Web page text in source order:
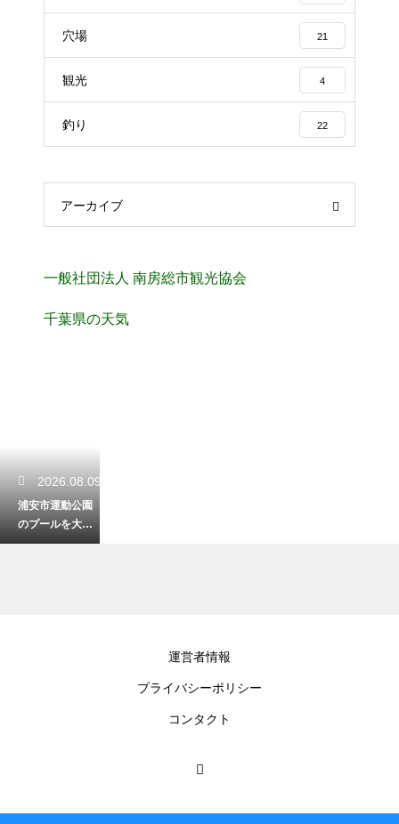
穴場 21
観光 4
釣り 22
アーカイブ
一般社団法人 南房総市観光協会
千葉県の天気
2026.08.09
浦安市運動公園
のプールを大満
喫！料金やスラ
運営者情報
プライバシーポリシー
コンタクト